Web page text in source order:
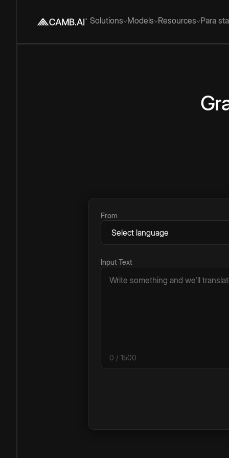
Solutions Models Resources Para
From
Input Text
0 / 1500